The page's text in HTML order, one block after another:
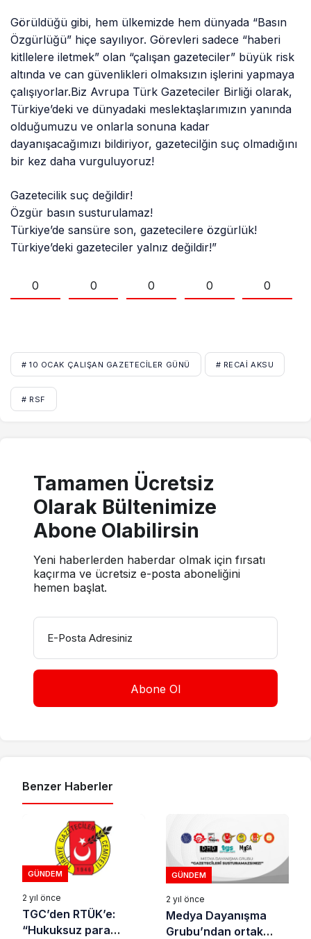
Görüldüğü gibi, hem ülkemizde hem dünyada “Basın
Özgürlüğü” hiçe sayılıyor. Görevleri sadece “haberi
kitllelere iletmek” olan “çalışan gazeteciler” büyük risk
altında ve can güvenlikleri olmaksızın işlerini yapmaya
çalışıyorlar.Biz Avrupa Türk Gazeteciler Birliği olarak,
Türkiye’deki ve dünyadaki meslektaşlarımızın yanında
olduğumuzu ve onlarla sonuna kadar
dayanışacağımızı bildiriyor, gazetecilğin suç olmadığını
bir kez daha vurguluyoruz!
Gazetecilik suç değildir!
Özgür basın susturulamaz!
Türkiye’de sansüre son, gazetecilere özgürlük!
Türkiye’deki gazeteciler yalnız değildir!”
0 0 0 0 0
# 10 OCAK ÇALIŞAN GAZETECILER GÜNÜ # RECAI AKSU
# RSF
Tamamen Ücretsiz
Olarak Bültenimize
Abone Olabilirsin
Yeni haberlerden haberdar olmak için fırsatı
kaçırma ve ücretsiz e-posta aboneliğini
hemen başlat.
E-Posta Adresiniz
Benzer Haberler
GÜNDEM
2 yıl önce
TGC’den RTÜK’e:
“Hukuksuz para
GÜNDEM
2 yıl önce
Medya Dayanışma
Grubu’ndan ortak